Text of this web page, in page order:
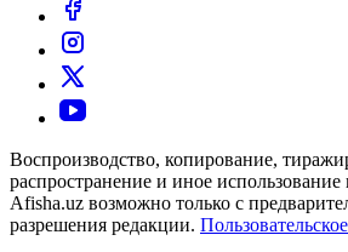
Воспроизводство, копирование,
распространение и иное
Afisha.uz возможно только с
разрешения редакции.